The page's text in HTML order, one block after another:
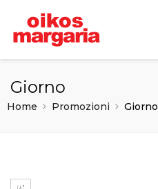
Giorno
Home Promozioni Giorno